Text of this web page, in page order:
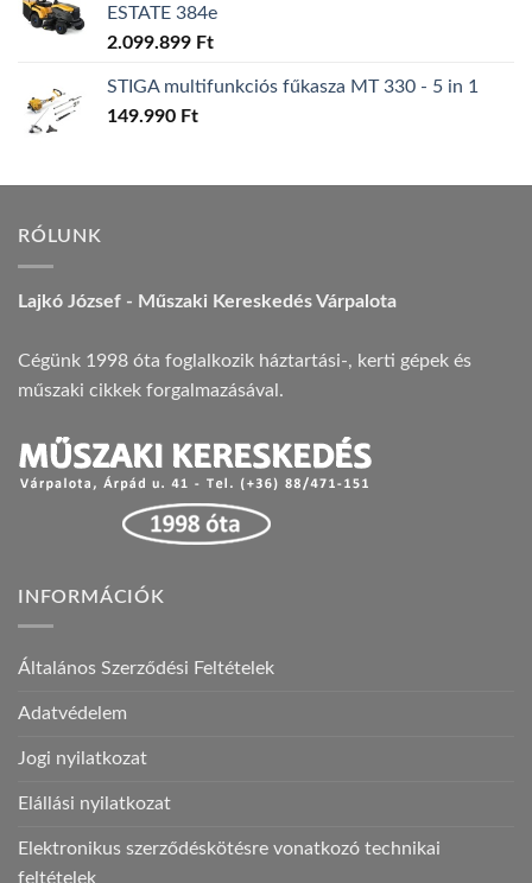
ESTATE 384e
2.099.899 Ft
STIGA multifunkciós fűkasza MT 330 - 5 in 1
149.990 Ft
RÓLUNK
Lajkó József - Műszaki Kereskedés Várpalota
Cégünk 1998 óta foglalkozik háztartási-, kerti gépek és
műszaki cikkek forgalmazásával.
INFORMÁCIÓK
Általános Szerződési Feltételek
Adatvédelem
Jogi nyilatkozat
Elállási nyilatkozat
Elektronikus szerződéskötésre vonatkozó technikai
feltételek